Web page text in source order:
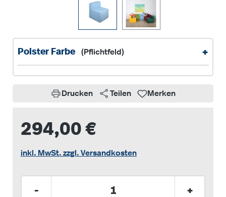
Polster Farbe (Pflichtfeld) +
Drucken Teilen Merken
294,00 €
inkl. MwSt. zzgl. Versandkosten
- +